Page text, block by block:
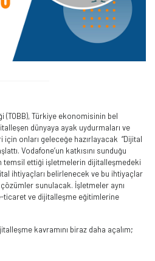
(TOBB), Türkiye ekonomisinin bel
dünyaya ayak uydurmaları ve
onları geleceğe hazırlayacak “Dijital
Vodafone’un katkısını sunduğu
temsil ettiği işletmelerin dijitalleşmedeki
ihtiyaçları belirlenecek ve bu ihtiyaçlar
sunulacak. İşletmeler aynı
ticaret ve dijitalleşme eğitimlerine
kavramını biraz daha açalım;